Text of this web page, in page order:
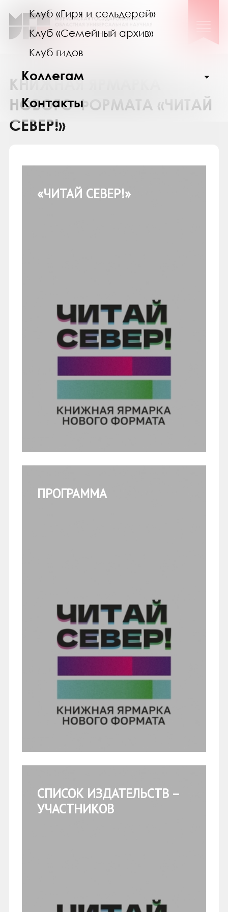
Клуб «Гиря и сельдерей»
Клуб «Семейный архив»
Клуб гидов
Коллегам
Контакты
КНИЖНАЯ ЯРМАРКА
НОВОГО ФОРМАТА «ЧИТАЙ
СЕВЕР!»
«ЧИТАЙ СЕВЕР!»
ПРОГРАММА
СПИСОК ИЗДАТЕЛЬСТВ –
УЧАСТНИКОВ